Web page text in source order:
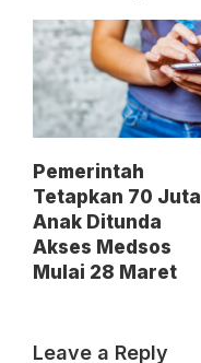
Pemerintah
Tetapkan 70 Juta
Anak Ditunda
Akses Medsos
Mulai 28 Maret
Leave a Reply